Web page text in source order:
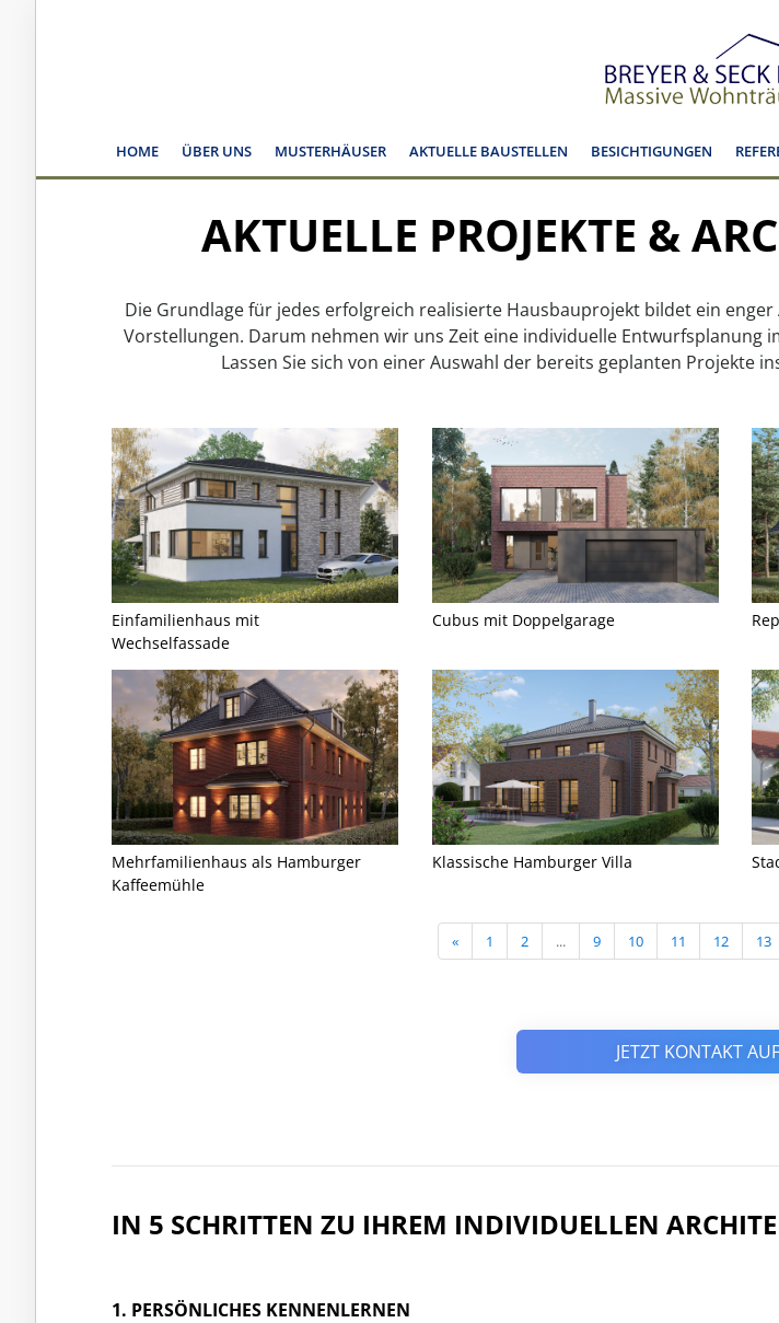
HOME ÜBER UNS MUSTERHÄUSER AKTUELLE BAUSTELLEN BESICHTIGUNGEN
AKTUELLE PROJEKTE &
Die Grundlage für jedes erfolgreich realisierte Hausbauprojekt bildet ein
Vorstellungen. Darum nehmen wir uns Zeit eine individuelle Entwurfsplanung
Lassen Sie sich von einer Auswahl der bereits geplanten Projekte
Einfamilienhaus mit
Wechselfassade
Cubus mit Doppelgarage
Mehrfamilienhaus als Hamburger
Kaffeemühle
Klassische Hamburger Villa
« 1 2 ... 9 10 11 12 13
JETZT KONTAKT
IN 5 SCHRITTEN ZU IHREM INDIVIDUELLEN
1. PERSÖNLICHES KENNENLERNEN